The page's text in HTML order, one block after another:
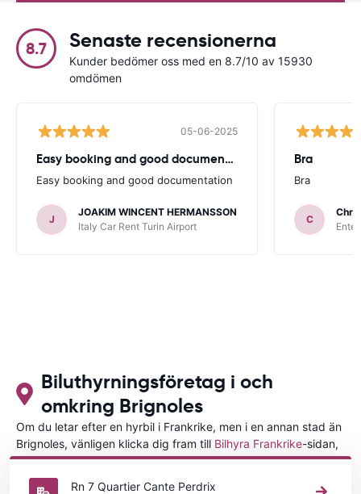
8.7 Senaste recensionerna
Kunder bedömer oss med en 8.7/10 av 15930
omdömen
05-06-2025
Easy booking and good documentation
Easy booking and good documentation
J
JOAKIM WINCENT HERMANSSON
Italy Car Rent Turin Airport
Bra
Bra
C
Biluthyrningsföretag i och
omkring Brignoles
Om du letar efter en hyrbil i Frankrike, men i en annan stad än
Brignoles, vänligen klicka dig fram till Bilhyra Frankrike-sidan,
där du kan välja i vilken stad i Frankrike du vill hyra en bil.
Rn 7 Quartier Cante Perdrix